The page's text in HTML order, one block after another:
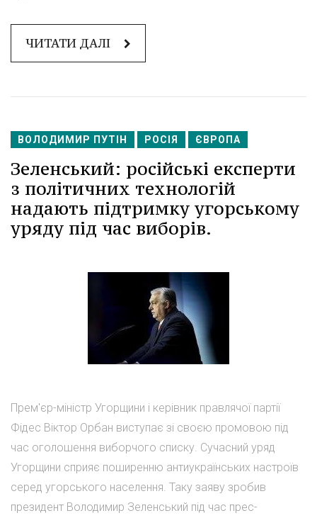
ЧИТАТИ ДАЛІ
ВОЛОДИМИР ПУТІН РОСІЯ ЄВРОПА
Зеленський: російські експерти
з політичних технологій
надають підтримку угорському
уряду під час виборів.
Прем'єр-міністр Угорщини і керівник правлячої партії
Фідес Віктор Орбан виступає зі своєю промовою під
час оголошення виборчого списку. Сучасний уряд
Угорщини сприяє поширенню антиукраїнських настроїв
серед угорського населення. Таку заяву зробив
президент Володимир Зеленський під час прес-